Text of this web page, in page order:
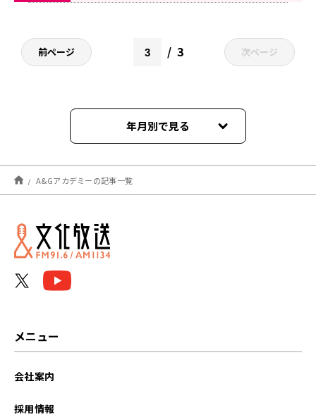
前ページ 3 次ページ
年月別で見る
2026年07月
2026年05月
2026年01月
A&Gアカデミーの記事一覧
メニュー
会社案内
採用情報